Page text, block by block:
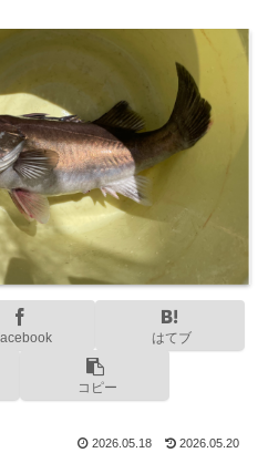
はてブ
コピー
2026.05.18 2026.05.20